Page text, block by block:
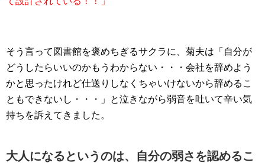
そう言って図書館を褒めちぎるサクラに、菊夫は「自分が
どうしたらいいのかもうわからない・・・会社を辞めよう
かと思ったけれど仕送りしなくちゃいけないから辞めるこ
ともできないし・・・」と泣きながら弱音を吐いて辛い気
持ちを訴えてきました。
大人になるというのは、自分の弱さを認めるこ